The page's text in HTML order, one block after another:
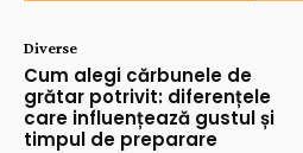
Diverse
Cum alegi cărbunele de
grătar potrivit: diferențele
care influențează gustul și
timpul de preparare